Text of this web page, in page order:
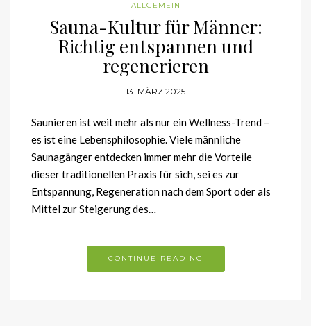
ALLGEMEIN
Sauna-Kultur für Männer:
Richtig entspannen und
regenerieren
13. MÄRZ 2025
Saunieren ist weit mehr als nur ein Wellness-Trend –
es ist eine Lebensphilosophie. Viele männliche
Saunagänger entdecken immer mehr die Vorteile
dieser traditionellen Praxis für sich, sei es zur
Entspannung, Regeneration nach dem Sport oder als
Mittel zur Steigerung des…
CONTINUE READING